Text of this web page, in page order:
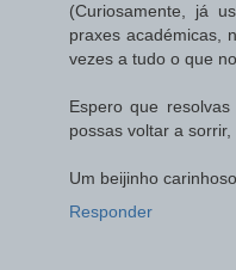
(Curiosamente, já
praxes académicas,
vezes a tudo o que
Espero que
possas voltar a
Um beijinho
Responder